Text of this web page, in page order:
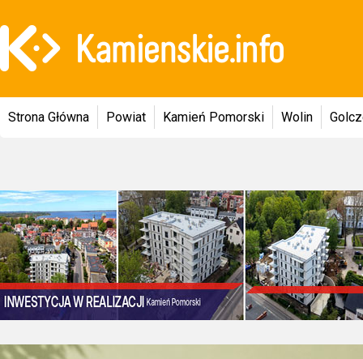
Strona Główna Powiat Kamień Pomorski Wolin